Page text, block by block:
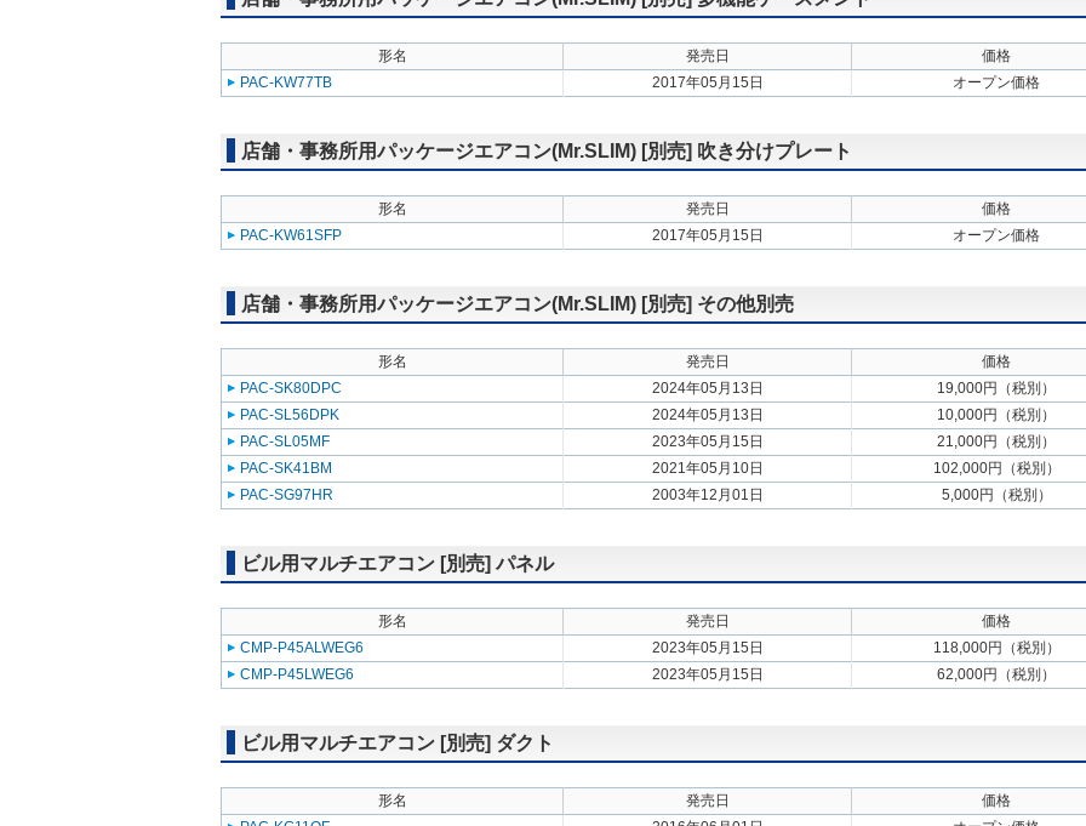
形名 発売日
価格
PAC-KW77TB
2017年05月15日 オープン価格
店舗・事務所用パッケージエアコン(Mr.SLIM) [別売] 吹き分けプレート
形名 発売日
価格
PAC-KW61SFP
2017年05月15日 オープン価格
店舗・事務所用パッケージエアコン(Mr.SLIM) [別売] その他別売
形名 発売日
価格
PAC-SK80DPC
2024年05月13日
19,000円（税別）
PAC-SL56DPK
2024年05月13日
10,000円（税別）
PAC-SL05MF
2023年05月15日
21,000円（税別）
PAC-SK41BM
2021年05月10日
102,000円（税別）
PAC-SG97HR
2003年12月01日 5,000円（税別）
ビル用マルチエアコン [別売] パネル
形名 発売日
価格
CMP-P45ALWEG6
2023年05月15日
118,000円（税別）
CMP-P45LWEG6
2023年05月15日 62,000円（税別）
ビル用マルチエアコン [別売] ダクト
形名 発売日
価格